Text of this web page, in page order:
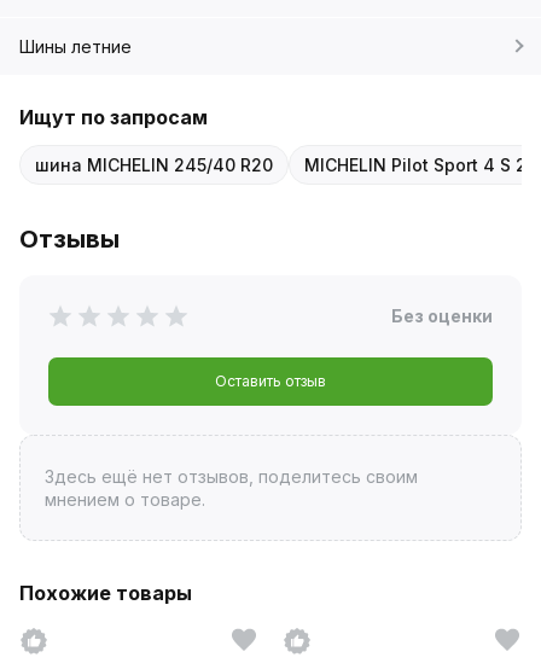
Шины летние
Ищут по запросам
шина MICHELIN 245/40 R20 MICHELIN Pilot Sport 4 S
Отзывы
Без оценки
Оставить отзыв
Здесь ещё нет отзывов, поделитесь своим
мнением о товаре.
Похожие товары